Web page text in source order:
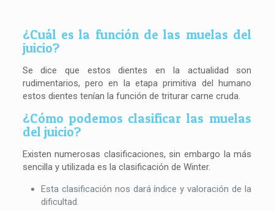
¿Cuál es la función de las muelas del
juicio?
Se dice que estos dientes en la actualidad son
rudimentarios, pero en la etapa primitiva del humano
estos dientes tenían la función de triturar carne cruda.
¿Cómo podemos clasificar las muelas
del juicio?
Existen numerosas clasificaciones, sin embargo la más
sencilla y utilizada es la clasificación de Winter.
Esta clasificación nos dará índice y valoración de la
dificultad.